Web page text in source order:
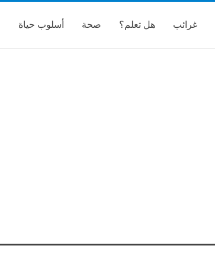
غرائب هل تعلم؟ صحة أسلوب حياة